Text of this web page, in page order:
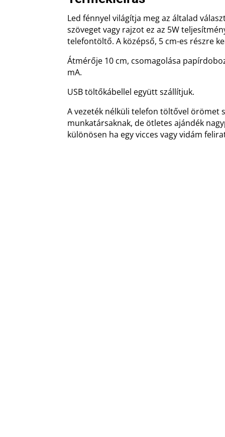
Led fénnyel világítja meg az általad
szöveget vagy rajzot ez az 5W
telefontöltő. A középső, 5 cm-es részre
Átmérője 10 cm, csomagolása
mA.
USB töltőkábellel együtt szállítjuk.
A vezeték nélküli telefon töltővel örömet
munkatársaknak, de ötletes ajándék
különösen ha egy vicces vagy vidám